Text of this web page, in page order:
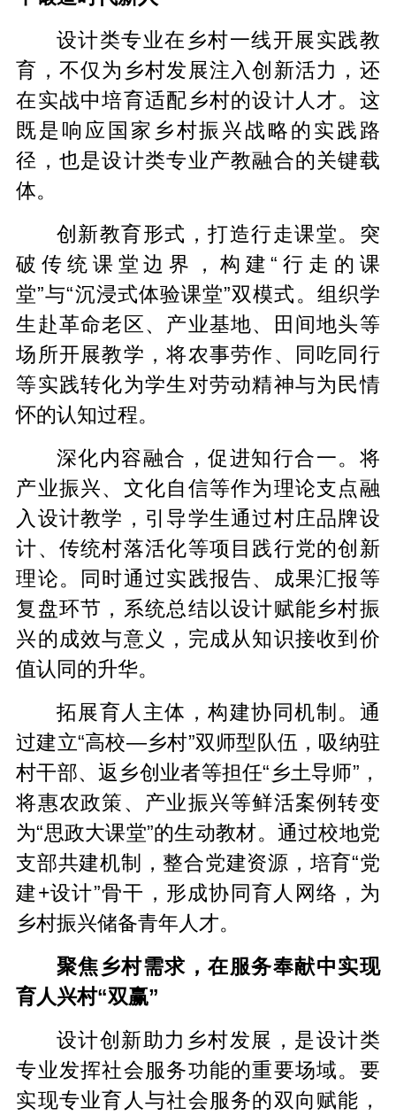
设计类专业在乡村一线开展实践教
育，不仅为乡村发展注入创新活力，还
在实战中培育适配乡村的设计人才。这
既是响应国家乡村振兴战略的实践路
径，也是设计类专业产教融合的关键载
体。
创新教育形式，打造行走课堂。突
破传统课堂边界，构建“行走的课
堂”与“沉浸式体验课堂”双模式。组织学
生赴革命老区、产业基地、田间地头等
场所开展教学，将农事劳作、同吃同行
等实践转化为学生对劳动精神与为民情
怀的认知过程。
深化内容融合，促进知行合一。将
产业振兴、文化自信等作为理论支点融
入设计教学，引导学生通过村庄品牌设
计、传统村落活化等项目践行党的创新
理论。同时通过实践报告、成果汇报等
复盘环节，系统总结以设计赋能乡村振
兴的成效与意义，完成从知识接收到价
值认同的升华。
拓展育人主体，构建协同机制。通
过建立“高校—乡村”双师型队伍，吸纳驻
村干部、返乡创业者等担任“乡土导师”，
将惠农政策、产业振兴等鲜活案例转变
为“思政大课堂”的生动教材。通过校地党
支部共建机制，整合党建资源，培育“党
建+设计”骨干，形成协同育人网络，为
乡村振兴储备青年人才。
聚焦乡村需求，在服务奉献中实现
育人兴村“双赢”
设计创新助力乡村发展，是设计类
专业发挥社会服务功能的重要场域。要
实现专业育人与社会服务的双向赋能，